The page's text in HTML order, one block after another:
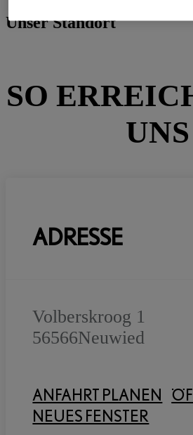
Unser Standort
SO
UNS
ADRESSE
Volberskroog 1
56566Neuwied
ANFAHRT PLANEN
NEUES FENSTER